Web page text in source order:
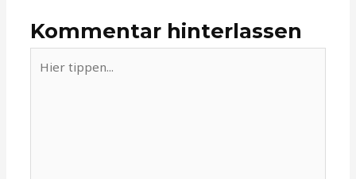
Kommentar hinterlassen
tippen...